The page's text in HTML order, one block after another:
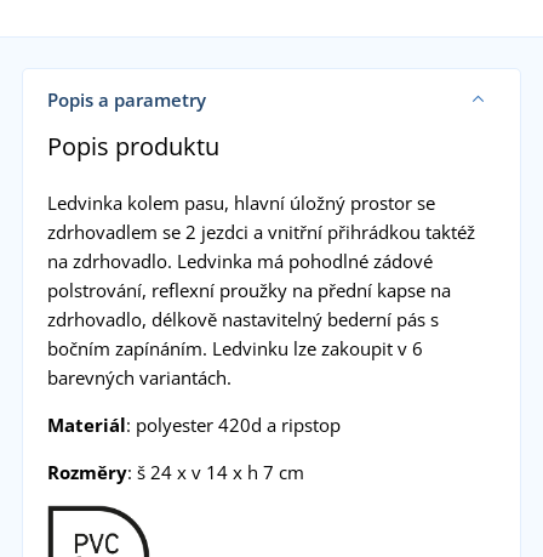
Popis a parametry
Popis produktu
Ledvinka kolem pasu, hlavní úložný prostor se
zdrhovadlem se 2 jezdci a vnitřní přihrádkou taktéž
na zdrhovadlo. Ledvinka má pohodlné zádové
polstrování, reflexní proužky na přední kapse na
zdrhovadlo, délkově nastavitelný bederní pás s
bočním zapínáním. Ledvinku lze zakoupit v 6
barevných variantách.
Materiál: polyester 420d a ripstop
Rozměry: š 24 x v 14 x h 7 cm